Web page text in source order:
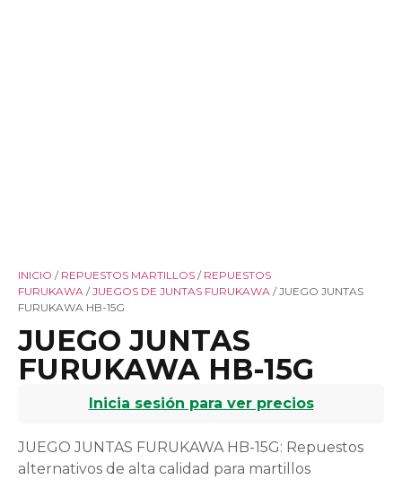
INICIO / REPUESTOS MARTILLOS / REPUESTOS
FURUKAWA /JUEGOS DE JUNTAS FURUKAWA / JUEGO JUNTAS
FURUKAWA HB-15G
JUEGO JUNTAS
FURUKAWA HB-15G
Inicia sesión para ver precios
JUEGO JUNTAS FURUKAWA HB-15G: Repuestos
alternativos de alta calidad para martillos